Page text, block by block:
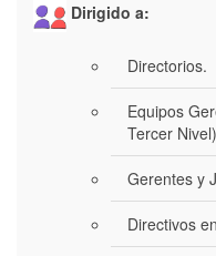
Dirigido a:
Directorios.
Equipos
Tercer
Gerentes y
Directivos